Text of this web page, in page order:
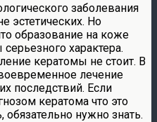
заболевания
эстетических. Но
образование на коже
характера.
кератомы не стоит. В
лечение
последствий. Если
кератома что это
обязательно нужно знать.